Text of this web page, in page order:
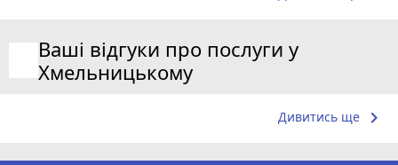
Ваші відгуки про послуги у
Хмельницькому
Дивитись ще keyboard_arrow_right